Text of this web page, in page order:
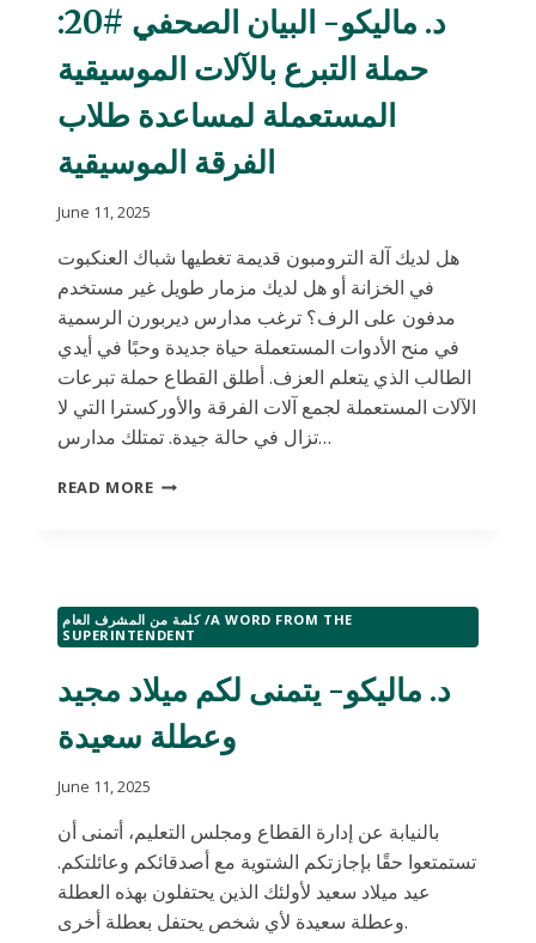
د. ماليكو- البيان الصحفي #20:
حملة التبرع بالآلات الموسيقية
المستعملة لمساعدة طلاب
الفرقة الموسيقية
June 11, 2025
هل لديك آلة الترومبون قديمة تغطيها شباك العنكبوت
في الخزانة أو هل لديك مزمار طويل غير مستخدم
مدفون على الرف؟ ترغب مدارس ديربورن الرسمية
في منح الأدوات المستعملة حياة جديدة وحبًا في أيدي
الطالب الذي يتعلم العزف. أطلق القطاع حملة تبرعات
الآلات المستعملة لجمع آلات الفرقة والأوركسترا التي لا
تزال في حالة جيدة. تمتلك مدارس…
READ MOREد.
حملة
التبرع
بالآلات
الموسيقية
المستعملة
لمساعدة
طلاب
كلمة من المشرف العام /A WORD FROM THE
SUPERINTENDENT
د. ماليكو- يتمنى لكم ميلاد مجيد
وعطلة سعيدة
June 11, 2025
بالنيابة عن إدارة القطاع ومجلس التعليم، أتمنى أن
تستمتعوا حقًا بإجازتكم الشتوية مع أصدقائكم وعائلتكم.
عيد ميلاد سعيد لأولئك الذين يحتفلون بهذه العطلة
وعطلة سعيدة لأي شخص يحتفل بعطلة أخرى.